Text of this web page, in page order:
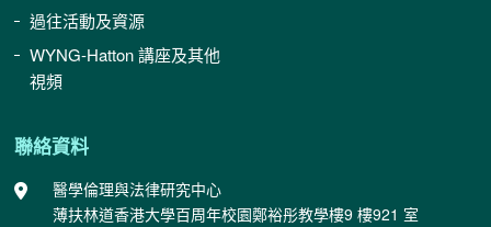
過往活動及資源
WYNG-Hatton 講座及其他
視頻
聯絡資料
醫學倫理與法律研究中心
薄扶林道香港大學百周年校園鄭裕彤教學樓9 樓921 室